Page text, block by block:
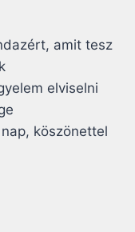
amit tesz
elviselni
köszönettel